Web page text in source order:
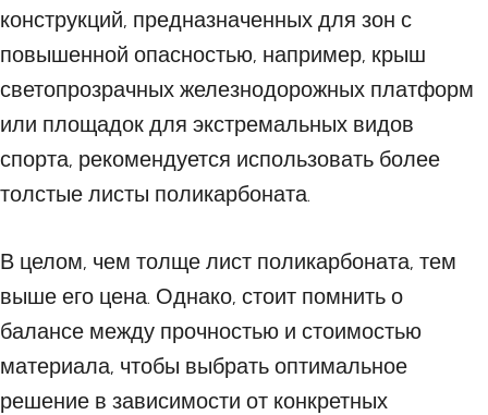
конструкций, предназначенных для зон с
повышенной опасностью, например, крыш
светопрозрачных железнодорожных платформ
или площадок для экстремальных видов
спорта, рекомендуется использовать более
толстые листы поликарбоната.
В целом, чем толще лист поликарбоната, тем
выше его цена. Однако, стоит помнить о
балансе между прочностью и стоимостью
материала, чтобы выбрать оптимальное
решение в зависимости от конкретных